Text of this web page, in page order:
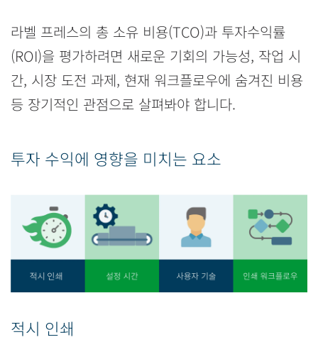
라벨 프레스의 총 소유 비용(TCO)과 투자수익률
(ROI)을 평가하려면 새로운 기회의 가능성, 작업 시
간, 시장 도전 과제, 현재 워크플로우에 숨겨진 비용
등 장기적인 관점으로 살펴봐야 합니다.
투자 수익에 영향을 미치는 요소
적시 인쇄